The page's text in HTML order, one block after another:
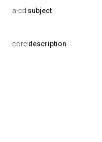
a-cd:subject
core:description